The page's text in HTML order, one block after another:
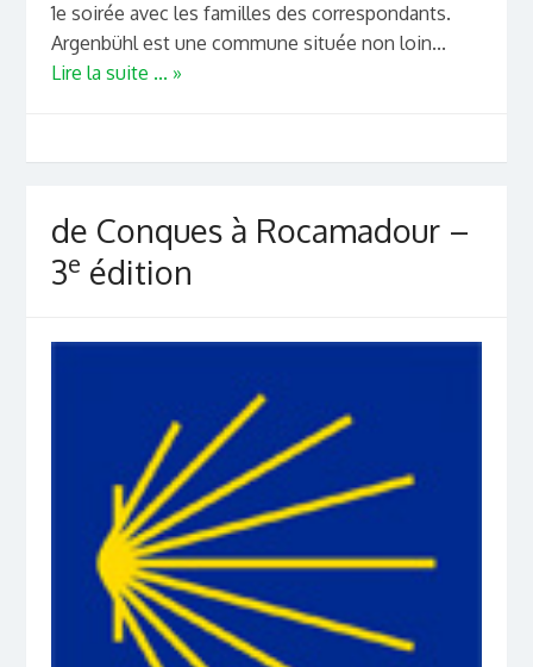
1e soirée avec les familles des correspondants.
Argenbühl est une commune située non loin...
Lire la suite ... »
de Conques à Rocamadour –
3e édition